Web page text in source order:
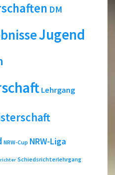
DM
Jugend
Lehrgang
NRW-Cup NRW-Liga
Schiedsrichterlehrgang